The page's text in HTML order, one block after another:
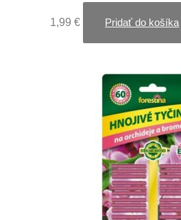
1,99€ Pridať do košíka